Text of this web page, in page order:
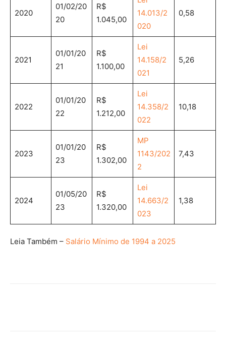
2020
01/02/20
20
R$
1.045,00
14.013/2
020
0,58
2021
01/01/20
21
R$
1.100,00
Lei
14.158/2
021
5,26
2022
01/01/20
22
R$
1.212,00
Lei
14.358/2
022
10,18
2023
01/01/20
23
R$
1.302,00
MP
1143/202
2
7,43
2024
01/05/20
23
R$
1.320,00
Lei
14.663/2
023
1,38
Leia Também – Salário Mínimo de 1994 a 2025